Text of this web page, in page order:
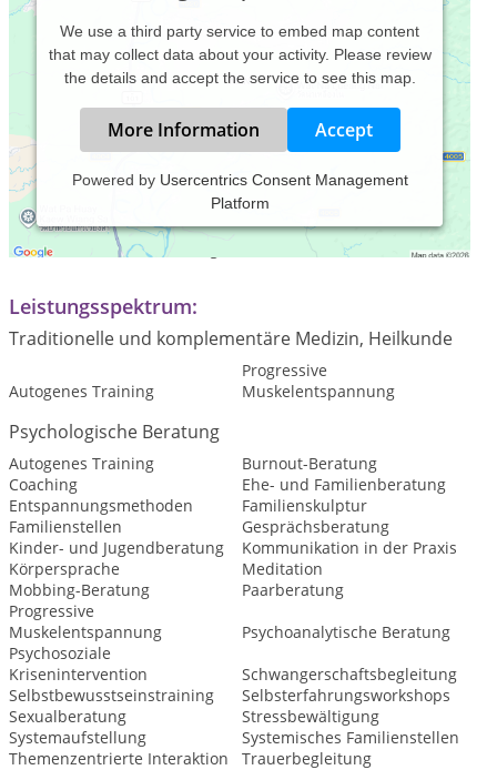
We use a third party service to embed map content
that may collect data about your activity. Please review
the details and accept the service to see this map.
More Information Accept
Powered by Usercentrics Consent Management
Platform
Praxiszeiten:
Termine nach Vereinbarung
Leistungsspektrum:
Traditionelle und komplementäre Medizin, Heilkunde
Autogenes Training
Progressive
Muskelentspannung
Psychologische Beratung
Autogenes Training
Burnout-Beratung
Coaching
Ehe- und Familienberatung
Entspannungsmethoden
Familienskulptur
Familienstellen
Gesprächsberatung
Kinder- und Jugendberatung
Kommunikation in der Praxis
Körpersprache
Meditation
Mobbing-Beratung
Paarberatung
Progressive
Muskelentspannung
Psychoanalytische Beratung
Psychosoziale
Krisenintervention
Schwangerschaftsbegleitung
Selbstbewusstseinstraining
Selbsterfahrungsworkshops
Sexualberatung
Stressbewältigung
Systemaufstellung
Systemisches Familienstellen
Themenzentrierte Interaktion
Trauerbegleitung